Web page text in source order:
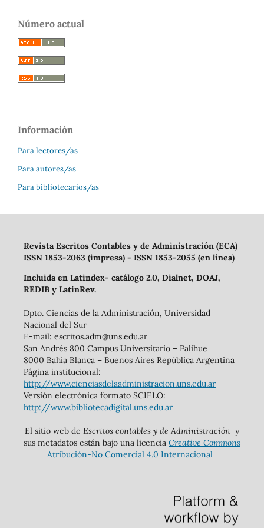
Número actual
Información
Para lectores/as
Para autores/as
Para bibliotecarios/as
Revista Escritos Contables y de Administración (ECA)
ISSN 1853-2063 (impresa) - ISSN 1853-2055 (en línea)
Incluida en Latindex- catálogo 2.0, Dialnet, DOAJ,
REDIB y LatinRev.
Dpto. Ciencias de la Administración, Universidad
Nacional del Sur
E-mail: escritos.adm@uns.edu.ar
San Andrés 800 Campus Universitario – Palihue
8000 Bahía Blanca – Buenos Aires República Argentina
Página institucional:
http://www.cienciasdelaadministracion.uns.edu.ar
Versión electrónica formato SCIELO:
http://www.bibliotecadigital.uns.edu.ar
El sitio web de Escritos contables y de Administración y
sus metadatos están bajo una licencia Creative Commons
Atribución-No Comercial 4.0 Internacional